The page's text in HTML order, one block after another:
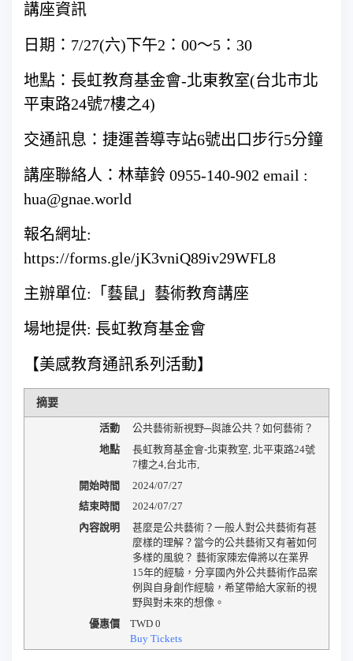
講座資訊
日期：7/27(六)下午2：00～5：30
地點：長虹教育基金會-北東教室(台北市北
平東路24號7樓之4)
交通訊息：捷運善導寺站6號出口步行5分鐘
講座聯絡人：林華鈴 0955-140-902 email :
hua@gnae.world
報名網址:
https://forms.gle/jK3vniQ89iv29WFL8
主辦單位:「藝鼠」藝術教育講座
場地提供: 長虹教育基金會
【美感教育通訊系列活動】
摘要
活動
公共藝術新視野─與誰公共？如何藝術？
地點
長虹教育基金會-北東教室 北平東路24號
7樓之4, 台北市,
開始時間
2024/07/27
結束時間
2024/07/27
內容說明
甚麼是公共藝術？一般人對公共藝術有甚
麼樣的理解？當今的公共藝術又有著如何
多樣的風貌？ 藝術家陳宏偉將以在業界
15年的經驗，分享國內外公共藝術作品案
例與自身創作經驗，希望帶給大家新的視
野與對未來的想像。
優惠價
TWD0
Buy Tickets